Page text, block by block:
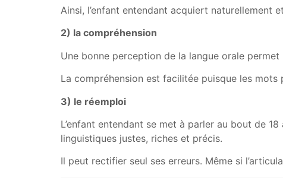
Ainsi, l’enfant entendant acquiert naturellement
2) la compréhension
Une bonne perception de la langue orale permet
La compréhension est facilitée puisque les
3) le réemploi
L’enfant entendant se met à parler au bout de
linguistiques justes, riches et précis.
Il peut rectifier seul ses erreurs. Même si